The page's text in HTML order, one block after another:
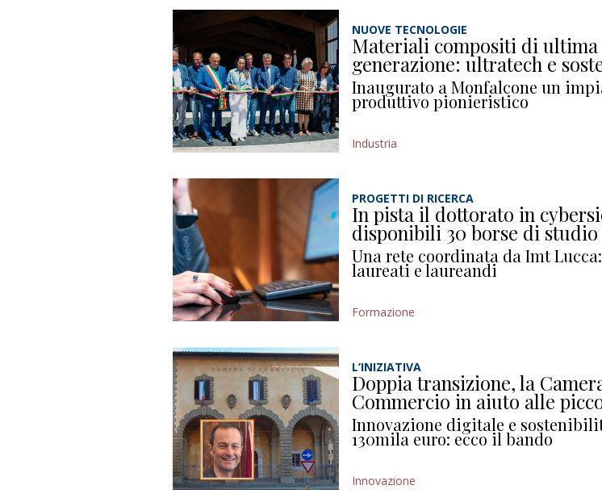
NUOVE TECNOLOGIE
Materiali compositi di ultima
generazione: ultratech e
Inaugurato a Monfalcone un
produttivo pionieristico
Industria
PROGETTI DI RICERCA
In pista il dottorato in
disponibili 30 borse di studio
Una rete coordinata da Imt
laureati e laureandi
Formazione
L’INIZIATIVA
Doppia transizione, la
Commercio in aiuto alle
Innovazione digitale e
130mila euro: ecco il bando
Innovazione